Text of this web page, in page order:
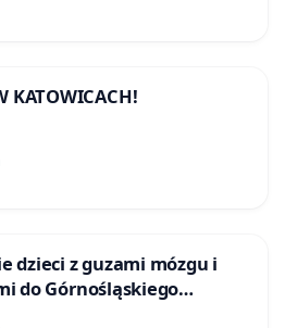
KATOWICACH!
dzieci z guzami mózgu i
do Górnośląskiego
w Katowicach